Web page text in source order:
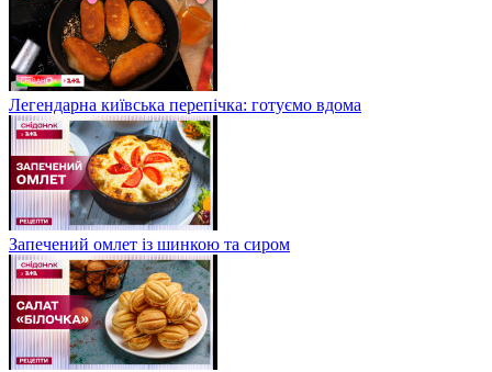
Легендарна київська перепічка: готуємо вдома
Запечений омлет із шинкою та сиром